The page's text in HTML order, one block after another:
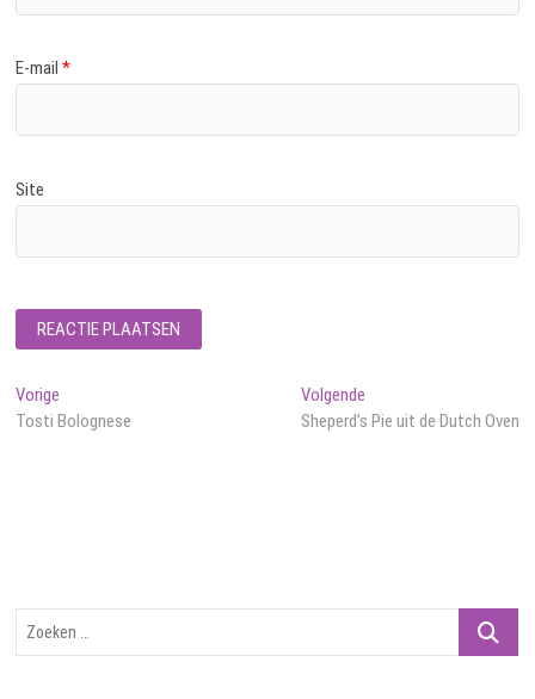
E-mail*
Site
Bericht
navigatie
Vorige
bericht:
Tosti Bolognese
VolgendeVolgend
bericht:
Sheperd’s Pie uit de Dutch Oven
Zoeken